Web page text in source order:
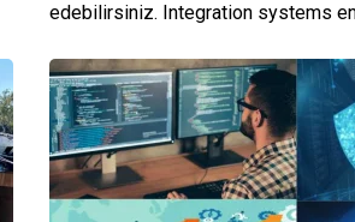
edebilirsiniz. Integration systems